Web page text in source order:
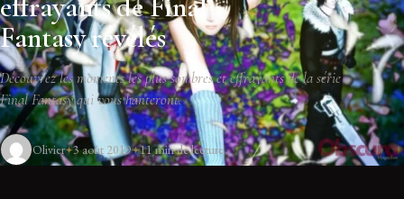
Fantasy révélés
Découvrez les moments les plus sombres et effrayants de la série
Final Fantasy qui vous hanteront.
Olivier 3 août 2019 11 min de lecture